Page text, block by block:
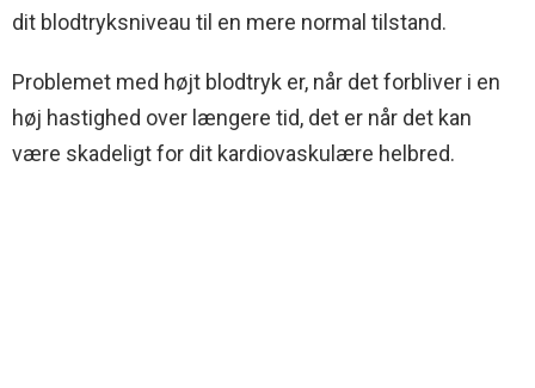
dit blodtryksniveau til en mere normal tilstand.
Problemet med højt blodtryk er, når det forbliver i en
høj hastighed over længere tid, det er når det kan
være skadeligt for dit kardiovaskulære helbred.